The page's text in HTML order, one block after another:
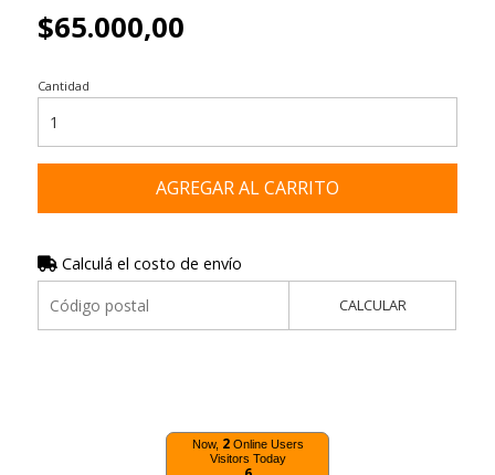
$65.000,00
Cantidad
AGREGAR AL CARRITO
Calculá el costo de envío
CALCULAR
Now, 2Online Users
Visitors Today